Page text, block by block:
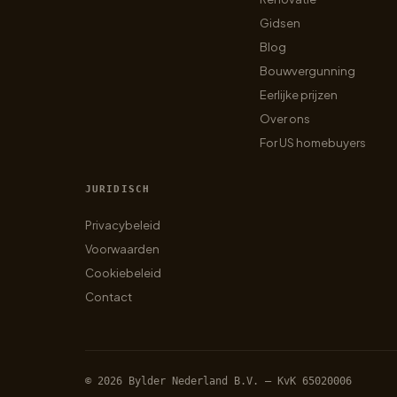
Gidsen
Blog
Bouwvergunning
Eerlijke prijzen
Over ons
For US homebuyers
JURIDISCH
Privacybeleid
Voorwaarden
Cookiebeleid
Contact
© 2026 Bylder Nederland B.V. — KvK 65020006